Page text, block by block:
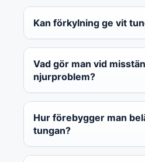
Kan förkylning ge vit
Vad gör man vid
njurproblem?
Hur förebygger man
tungan?